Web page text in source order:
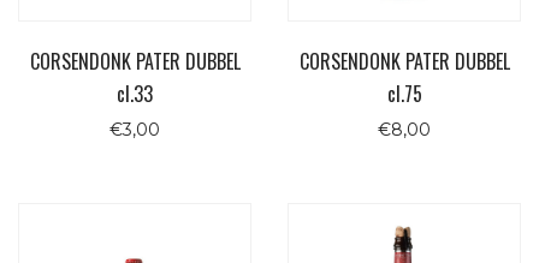
CORSENDONK PATER DUBBEL
cl.33
€3,00
CORSENDONK PATER DUBBEL
cl.75
€8,00